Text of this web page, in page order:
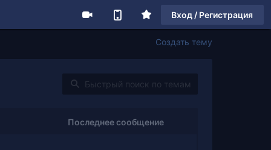
Вход / Регистрация
Создать тему
Последнее сообщение